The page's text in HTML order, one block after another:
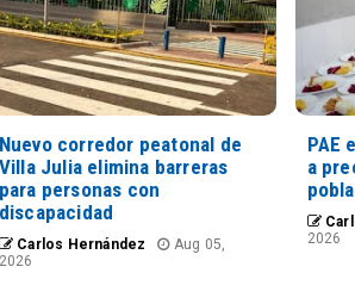
Nuevo corredor peatonal de
Villa Julia elimina barreras
para personas con
discapacidad
Carlos Hernández
Aug 05,
2026
PAE
a
2026